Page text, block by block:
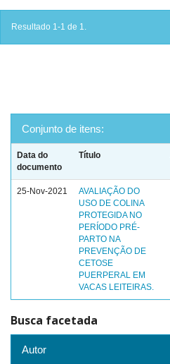
Resultado 1-1 de 1.
Conjunto de itens:
Data do
documento
Título
25-Nov-2021
AVALIAÇÃO DO
USO DE COLINA
PROTEGIDA NO
PERÍODO PRÉ-
PARTO NA
PREVENÇÃO DE
CETOSE
PUERPERAL EM
VACAS LEITEIRAS.
Busca facetada
Autor